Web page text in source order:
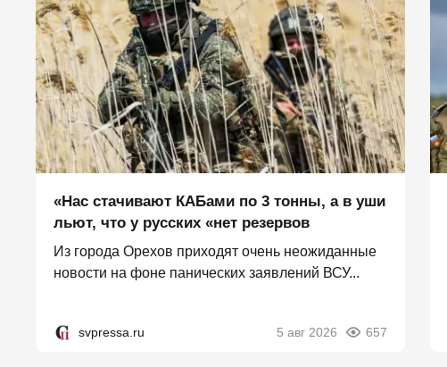
«Нас стачивают КАБами по 3 тонны, а в уши
льют, что у русских «нет резервов
Из города Орехов приходят очень неожиданные
новости на фоне панических заявлений ВСУ...
svpressa.ru 5 авг 2026 657